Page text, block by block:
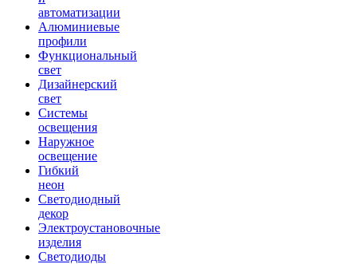
автоматизации
Алюминиевые
профили
Функциональный
свет
Дизайнерский
свет
Системы
освещения
Наружное
освещение
Гибкий
неон
Светодиодный
декор
Электроустановочные
изделия
Светодиоды